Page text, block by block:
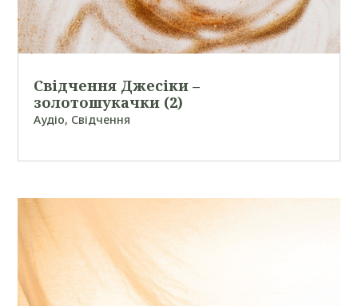
Свідчення Джесіки –
золотошукачки (2)
Аудіо, Свідчення